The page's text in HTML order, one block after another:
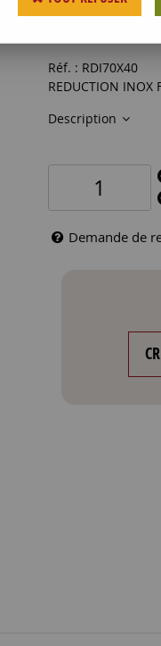
41,00€HT
Réf. : RDI70X40
REDUCTION INOX
Description
Demande de